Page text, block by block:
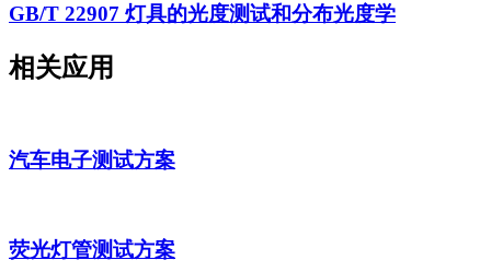
GB/T 22907 灯具的光度测试和分布光度学
相关应用
汽车电子测试方案
荧光灯管测试方案